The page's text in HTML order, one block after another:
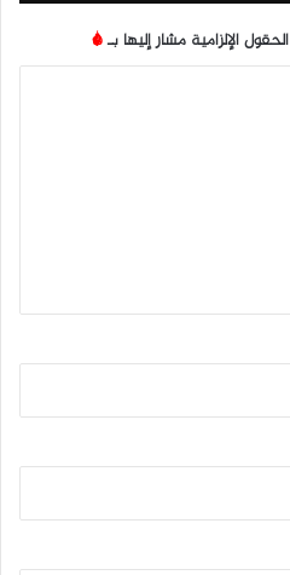
الحقول الإلزامية مشار إليها بـ*